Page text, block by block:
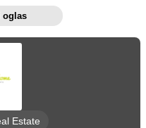
oglas
Estate